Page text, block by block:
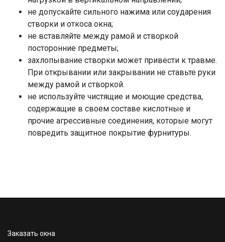
не допускайте сильного нажима или соударения
створки и откоса окна;
не вставляйте между рамой и створкой
посторонние предметы;
захлопывание створки может привести к травме.
При открывании или закрывании не ставьте руки
между рамой и створкой.
не используйте чистящие и моющие средства,
содержащие в своем составе кислотные и
прочие агрессивные соединения, которые могут
повредить защитное покрытие фурнитуры.
Заказать окна